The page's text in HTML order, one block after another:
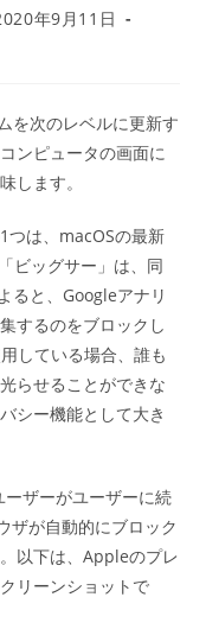
年9月11日
を次のレベルに更新す
ンピュータの画面に
します。
つは、macOSの最新
ビッグサー」は、同
ると、Googleアナリ
するのをブロックし
している場合、誰も
らせることができな
シー機能として大き
ザーがユーザーに続
ザが自動的にブロック
以下は、Appleのプレ
リーンショットで